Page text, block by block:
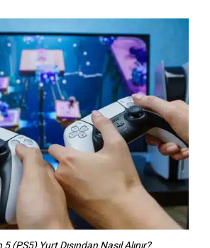
(PS5) Yurt Dışından Nasıl Alınır?